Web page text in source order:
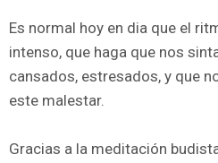
Es normal hoy en dia que el
intenso, que haga que nos
cansados, estresados, y que
este malestar.
Gracias a la meditación